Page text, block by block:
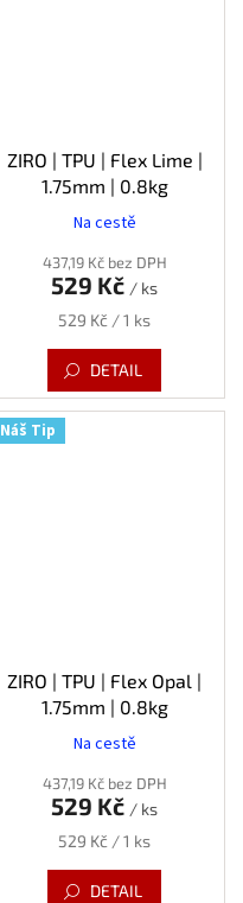
ZIRO | TPU | Flex Lime |
1.75mm | 0.8kg
Na cestě
437,19 Kč bez DPH
529 Kč / ks
Měrná
529 Kč / 1 ks
DETAIL
Náš Tip
ZIRO | TPU | Flex Opal |
1.75mm | 0.8kg
Na cestě
437,19 Kč bez DPH
529 Kč / ks
Měrná
529 Kč / 1 ks
DETAIL